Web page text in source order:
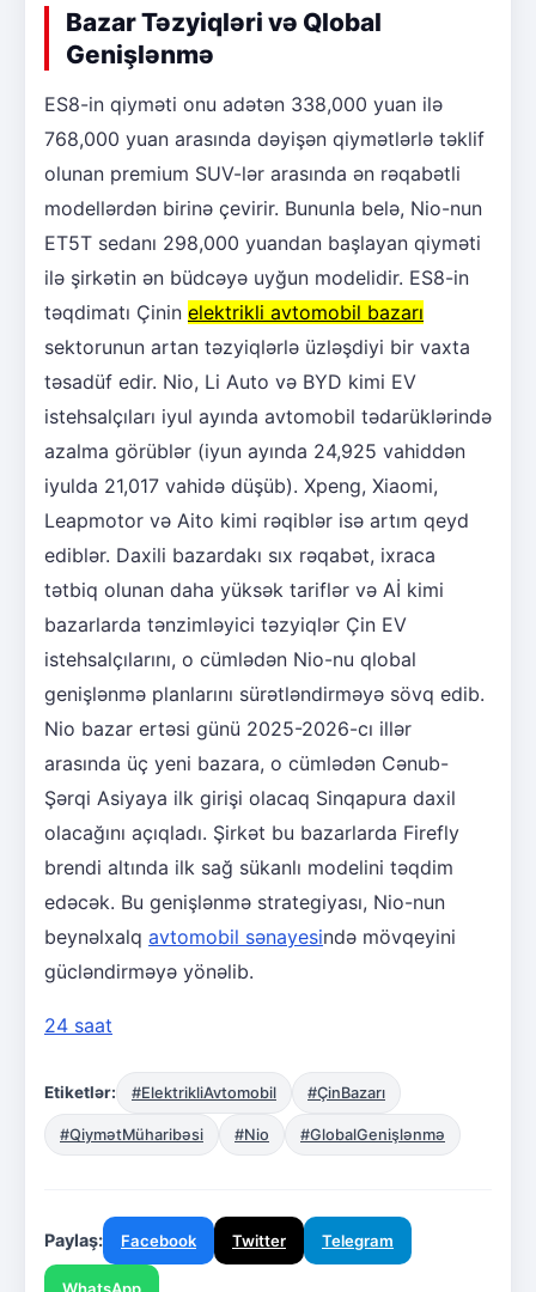
Bazar Təzyiqləri və Qlobal
Genişlənmə
ES8-in qiyməti onu adətən 338,000 yuan ilə
768,000 yuan arasında dəyişən qiymətlərlə təklif
olunan premium SUV-lər arasında ən rəqabətli
modellərdən birinə çevirir. Bununla belə, Nio-nun
ET5T sedanı 298,000 yuandan başlayan qiyməti
ilə şirkətin ən büdcəyə uyğun modelidir. ES8-in
təqdimatı Çinin elektrikli avtomobil bazarı
sektorunun artan təzyiqlərlə üzləşdiyi bir vaxta
təsadüf edir. Nio, Li Auto və BYD kimi EV
istehsalçıları iyul ayında avtomobil tədarüklərində
azalma görüblər (iyun ayında 24,925 vahiddən
iyulda 21,017 vahidə düşüb). Xpeng, Xiaomi,
Leapmotor və Aito kimi rəqiblər isə artım qeyd
ediblər. Daxili bazardakı sıx rəqabət, ixraca
tətbiq olunan daha yüksək tariflər və Aİ kimi
bazarlarda tənzimləyici təzyiqlər Çin EV
istehsalçılarını, o cümlədən Nio-nu qlobal
genişlənmə planlarını sürətləndirməyə sövq edib.
Nio bazar ertəsi günü 2025-2026-cı illər
arasında üç yeni bazara, o cümlədən Cənub-
Şərqi Asiyaya ilk girişi olacaq Sinqapura daxil
olacağını açıqladı. Şirkət bu bazarlarda Firefly
brendi altında ilk sağ sükanlı modelini təqdim
edəcək. Bu genişlənmə strategiyası, Nio-nun
beynəlxalq avtomobil sənayesində mövqeyini
gücləndirməyə yönəlib.
24 saat
Etiketlər: #ElektrikliAvtomobil #ÇinBazarı
#QiymətMüharibəsi #Nio #GlobalGenişlənmə
Paylaş: Facebook Twitter Telegram
WhatsApp